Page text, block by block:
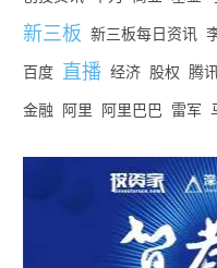
新三板 新三板每日资讯
百度 直播 经济 股权 腾讯
金融 阿里 阿里巴巴 雷军